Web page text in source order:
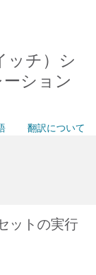
ッチ）シ
ション
翻訳について
ットの実行